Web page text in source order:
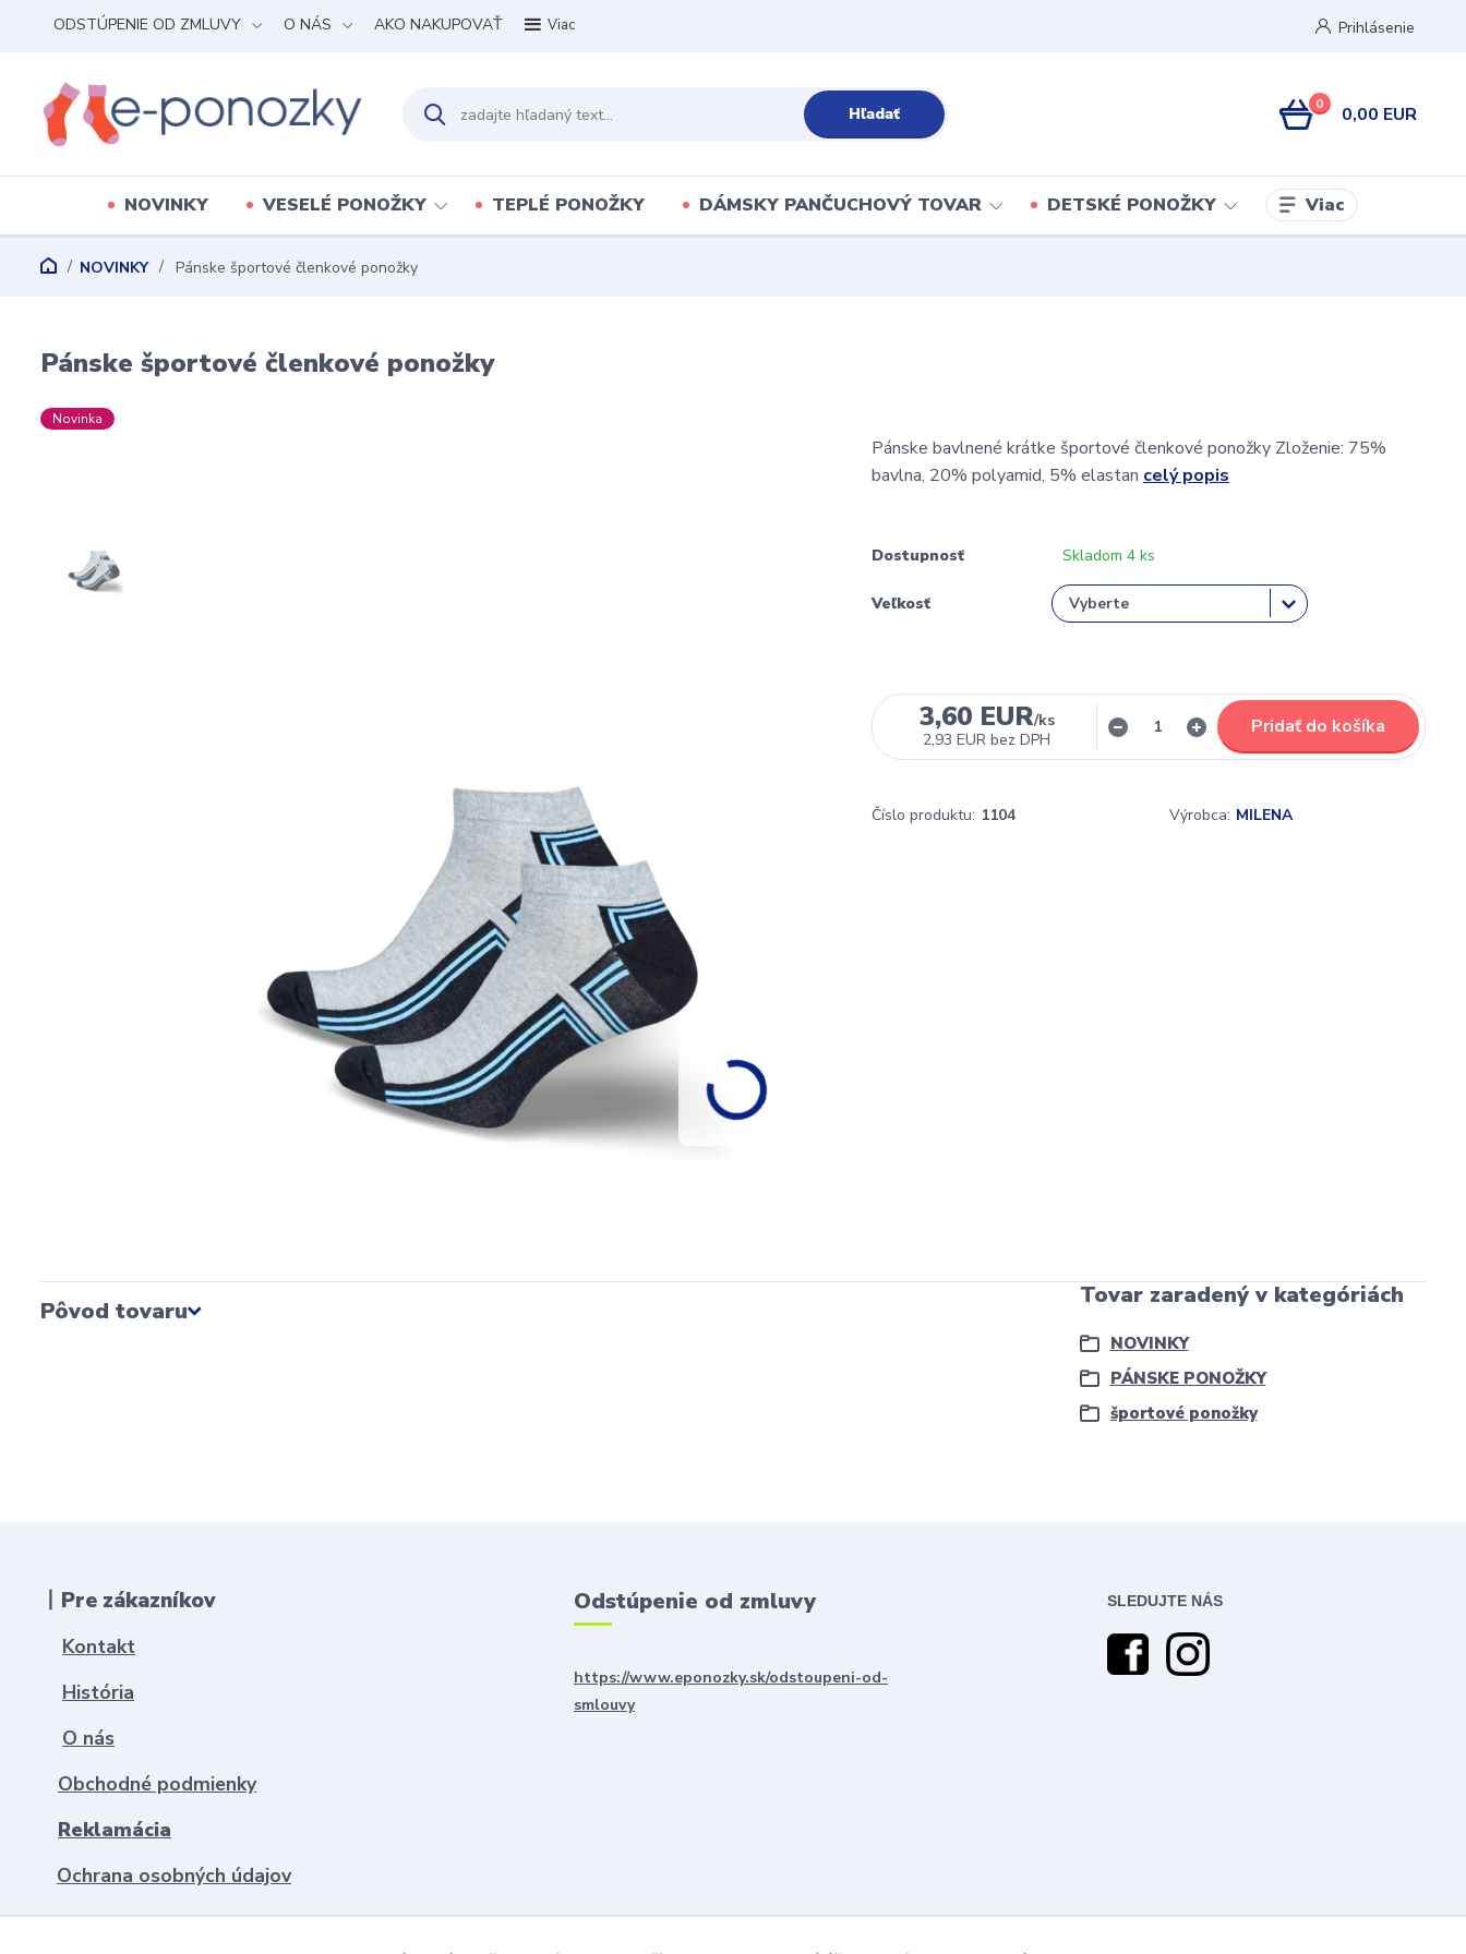
ODSTÚPENIE OD ZMLUVY O NÁS AKO NAKUPOVAŤ Viac Prihlásenie
Hľadať 0 0,00 EUR
NOVINKY VESELÉ PONOŽKY TEPLÉ PONOŽKY DÁMSKY PANČUCHOVÝ TOVAR DETSKÉ PONOŽKY Viac
NOVINKY Pánske športové členkové ponožky
Pánske športové členkové ponožky
Novinka
Pánske bavlnené krátke športové členkové ponožky Zloženie: 75%
bavlna, 20% polyamid, 5% elastan celý popis
Dostupnosť Skladom 4 ks
Veľkosť
3,60 EUR/ks
2,93 EUR bez DPH
Pridať do košíka
Číslo produktu: 1104 Výrobca: MILENA
Pôvod tovaru
Tovar zaradený v kategóriách
NOVINKY
PÁNSKE PONOŽKY
športové ponožky
丨Pre zákazníkov
Kontakt
História
O nás
Obchodné podmienky
Reklamácia
Ochrana osobných údajov
Odstúpenie od zmluvy
https://www.eponozky.sk/odstoupeni-od-
smlouvy
SLEDUJTE NÁS